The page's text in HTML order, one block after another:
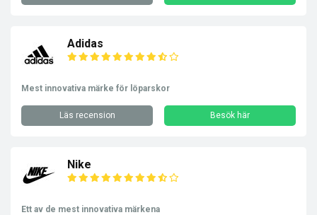
Adidas
Mest innovativa märke för löparskor
Läs recension Besök här
Nike
Ett av de mest innovativa märkena